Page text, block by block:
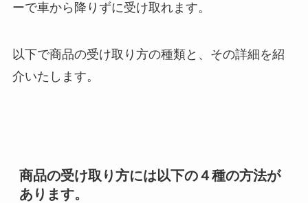
ーで車から降りずに受け取れます。
以下で商品の受け取り方の種類と、その詳細を紹
介いたします。
商品の受け取り方には以下の４種の方法が
あります。